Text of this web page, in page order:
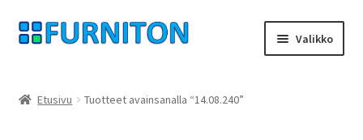
Siirry
navigointiin
Siirry
sisältöön
Valikko
Etusivu Tuotteet avainsanalla “14.08.240”